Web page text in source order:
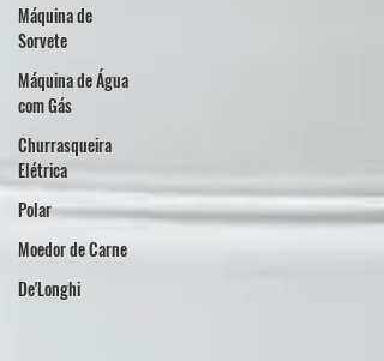
Máquina de
Sorvete
Máquina de Água
com Gás
Churrasqueira
Elétrica
Polar
Moedor de Carne
De'Longhi